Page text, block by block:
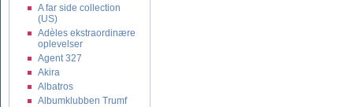
A far side collection
(US)
Adèles ekstraordinære
oplevelser
Agent 327
Akira
Albatros
Albumklubben Trumf